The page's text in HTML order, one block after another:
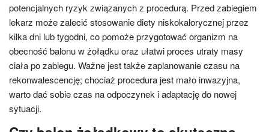
potencjalnych ryzyk związanych z procedurą. Przed zabiegiem
lekarz może zalecić stosowanie diety niskokalorycznej przez
kilka dni lub tygodni, co pomoże przygotować organizm na
obecność balonu w żołądku oraz ułatwi proces utraty masy
ciała po zabiegu. Ważne jest także zaplanowanie czasu na
rekonwalescencję; chociaż procedura jest mało inwazyjna,
warto dać sobie czas na odpoczynek i adaptację do nowej
sytuacji.